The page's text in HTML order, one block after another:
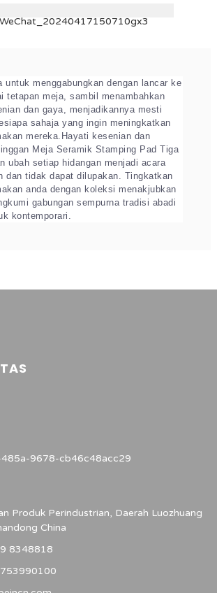
untuk menggabungkan dengan lancar ke
tetapan meja, sambil menambahkan
dan gaya, menjadikannya mesti
sahaja yang ingin meningkatkan
mereka. Hayati kesenian dan
Meja Seramik Stamping Pad Tiga
ubah setiap hidangan menjadi acara
dan tidak dapat dilupakan. Tingkatkan
anda dengan koleksi menakjubkan
gabungan sempurna tradisi abadi
kontemporari.
Produk Perindustrian, Daerah Luozhuang
China
8348818